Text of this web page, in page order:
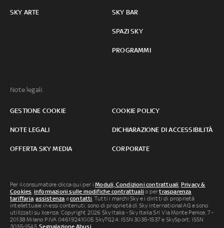
SKY ARTE SKY BAR
SPAZI SKY
PROGRAMMI
Note legali:
GESTIONE COOKIE COOKIE POLICY
NOTE LEGALI DICHIARAZIONE DI ACCESSIBILITÀ
OFFERTA SKY MEDIA CORPORATE
Per il consumatore clicca qui per iModuli, Condizioni contrattuali, Privacy &
Cookies, informazioni sulle modifiche contrattuali o pertrasparenza
tariffaria,assistenza econtatti. Tutti i marchi Sky e i diritti di proprietà
intellettuale in essi contenuti, sono di proprietà di Sky international AG e sono
utilizzati su licenza. Copyright 2026 Sky Italia - Sky Italia Srl Via Monte Penice, 7 -
20138 Milano P.IVA 04619241005. SkyTG24: ISSN 3035-1537 e SkySport: ISSN
3035-1545.Segnalazione Abusi